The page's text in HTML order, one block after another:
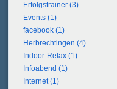
Erfolgstrainer (3)
Events (1)
facebook (1)
Herbrechtingen (4)
Indoor-Relax (1)
Infoabend (1)
Internet (1)